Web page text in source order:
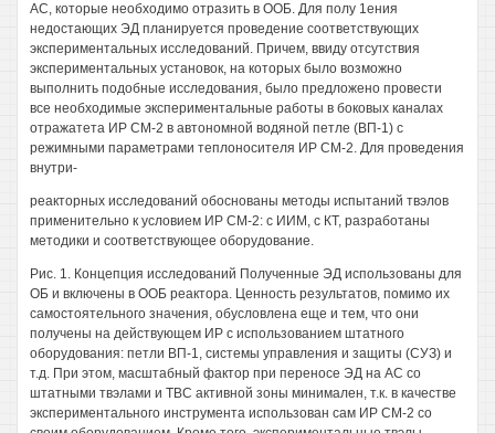
АС, которые необходимо отразить в ООБ. Для полу 1ения
недостающих ЭД планируется проведение соответствующих
экспериментальных исследований. Причем, ввиду отсутствия
экспериментальных установок, на которых было возможно
выполнить подобные исследования, было предложено провести
все необходимые экспериментальные работы в боковых каналах
отражатета ИР СМ-2 в автономной водяной петле (ВП-1) с
режимными параметрами теплоносителя ИР СМ-2. Для проведения
внутри-
реакторных исследований обоснованы методы испытаний твэлов
применительно к условием ИР СМ-2: с ИИМ, с КТ, разработаны
методики и соответствующее оборудование.
Рис. 1. Концепция исследований Полученные ЭД использованы для
ОБ и включены в ООБ реактора. Ценность результатов, помимо их
самостоятельного значения, обусловлена еще и тем, что они
получены на действующем ИР с использованием штатного
оборудования: петли ВП-1, системы управления и защиты (СУЗ) и
т.д. При этом, масштабный фактор при переносе ЭД на АС со
штатными твэлами и TBC активной зоны минимален, т.к. в качестве
экспериментального инструмента использован сам ИР СМ-2 со